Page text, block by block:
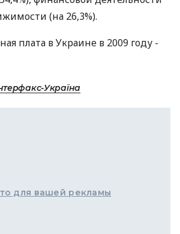
(на 26,3%).
плата в Украине в 2009 году -
Україна
для вашей рекламы